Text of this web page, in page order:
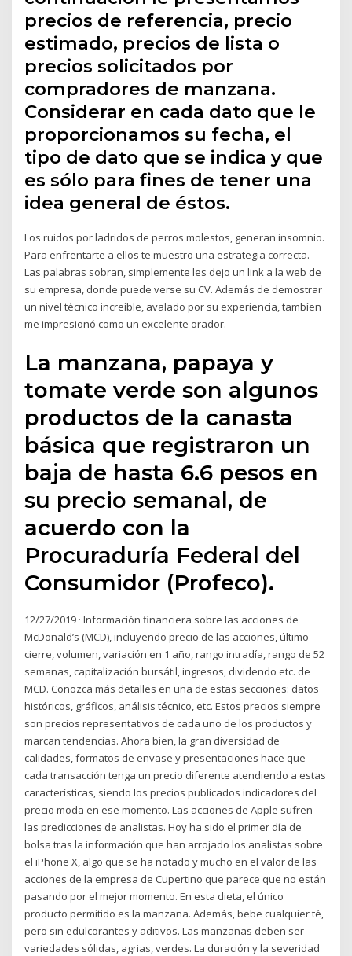
precios de referencia, precio
estimado, precios de lista o
precios solicitados por
compradores de manzana.
Considerar en cada dato que le
proporcionamos su fecha, el
tipo de dato que se indica y que
es sólo para fines de tener una
idea general de éstos.
Los ruidos por ladridos de perros molestos, generan insomnio.
Para enfrentarte a ellos te muestro una estrategia correcta.
Las palabras sobran, simplemente les dejo un link a la web de
su empresa, donde puede verse su CV. Además de demostrar
un nivel técnico increíble, avalado por su experiencia, tambíen
me impresionó como un excelente orador.
La manzana, papaya y
tomate verde son algunos
productos de la canasta
básica que registraron un
baja de hasta 6.6 pesos en
su precio semanal, de
acuerdo con la
Procuraduría Federal del
Consumidor (Profeco).
12/27/2019 · Información financiera sobre las acciones de
McDonald’s (MCD), incluyendo precio de las acciones, último
cierre, volumen, variación en 1 año, rango intradía, rango de 52
semanas, capitalización bursátil, ingresos, dividendo etc. de
MCD. Conozca más detalles en una de estas secciones: datos
históricos, gráficos, análisis técnico, etc. Estos precios siempre
son precios representativos de cada uno de los productos y
marcan tendencias. Ahora bien, la gran diversidad de
calidades, formatos de envase y presentaciones hace que
cada transacción tenga un precio diferente atendiendo a estas
características, siendo los precios publicados indicadores del
precio moda en ese momento. Las acciones de Apple sufren
las predicciones de analistas. Hoy ha sido el primer día de
bolsa tras la información que han arrojado los analistas sobre
el iPhone X, algo que se ha notado y mucho en el valor de las
acciones de la empresa de Cupertino que parece que no están
pasando por el mejor momento. En esta dieta, el único
producto permitido es la manzana. Además, bebe cualquier té,
pero sin edulcorantes y aditivos. Las manzanas deben ser
variedades sólidas, agrias, verdes. La duración y la severidad